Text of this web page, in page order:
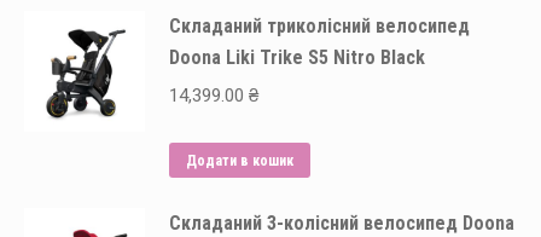
Складаний триколісний велосипед
Doona Liki Trike S5 Nitro Black
14,399.00 ₴
Додати в кошик
Складаний 3-колісний велосипед Doona